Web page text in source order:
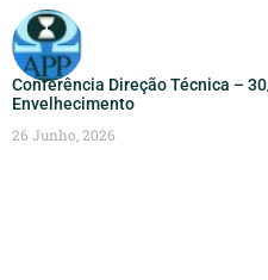
Conferência Direção Técnica –
Envelhecimento
26 Junho, 2026